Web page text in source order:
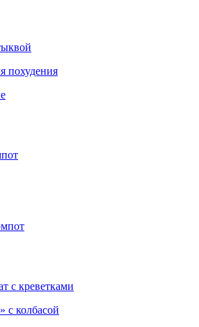
похудения
с креветками
с колбасой